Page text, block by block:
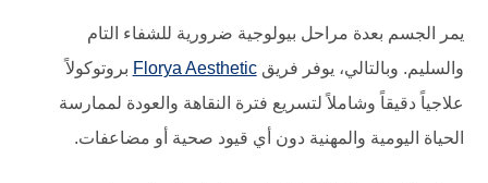
يمر الجسم بعدة مراحل بيولوجية ضرورية للشفاء التام
والسليم. وبالتالي، يوفر فريقFlorya Aesthetic بروتوكولاً
علاجياً دقيقاً وشاملاً لتسريع فترة النقاهة والعودة لممارسة
الحياة اليومية والمهنية دون أي قيود صحية أو مضاعفات.